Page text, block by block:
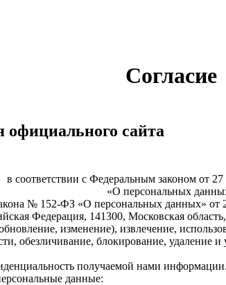
Согласие
официального сайта
в соответствии с Федеральным законом от
«О персональных
№ 152-ФЗ «О персональных данных»
Федерация, 141300, Московская
изменение), извлечение,
обезличивание, блокирование, удаление
получаемой нами информации.
данные: